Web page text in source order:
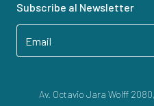
Subscribe al Newsletter
Av. Octavio Jara Wolff